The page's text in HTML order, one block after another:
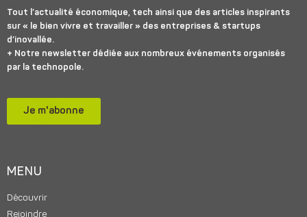
Tout l’actualité économique, tech ainsi que des articles inspirants
sur « le bien vivre et travailler » des entreprises & startups
d’inovallée.
+ Notre newsletter dédiée aux nombreux événements organisés
par la technopole.
Je m'abonne
MENU
Découvrir
Rejoindre